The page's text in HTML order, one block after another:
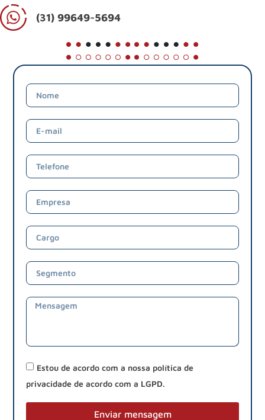
(31) 99649-5694
Estou de acordo com a nossa política de
privacidade de acordo com a LGPD.
Enviar mensagem